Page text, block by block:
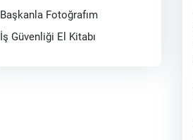
Başkanla Fotoğrafım
İş Güvenliği El Kitabı